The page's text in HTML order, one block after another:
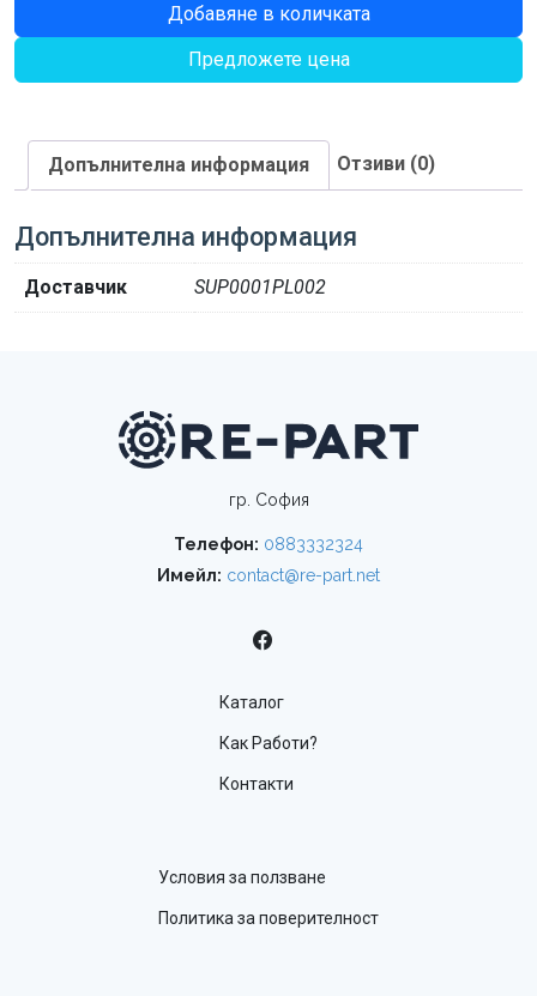
SPBX
1410
Добавяне в количката
Предложете цена
Допълнителна информация Отзиви (0)
Допълнителна информация
Доставчик SUP0001PL002
гр. София
Телефон: 0883332324
Имейл: contact@re-part.net
Каталог
Как Работи?
Контакти
Условия за ползване
Политика за поверителност